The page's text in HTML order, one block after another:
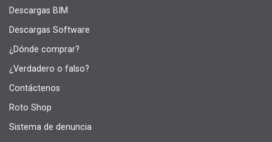
Descargas BIM
Descargas Software
¿Dónde comprar?
¿Verdadero o falso?
Contáctenos
Roto Shop
Sistema de denuncia